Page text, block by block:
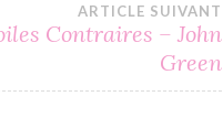
ARTICLE SUIVANT
Contraires – John
Green